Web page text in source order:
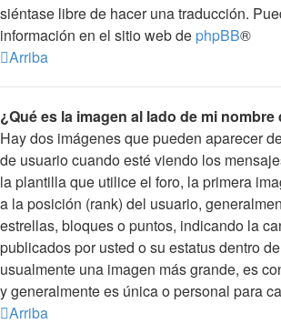
siéntase libre de hacer una traducción.
información en el sitio web de phpBB®
Arriba
¿Qué es la imagen al lado de mi
Hay dos imágenes que pueden aparecer
de usuario cuando esté viendo los
la plantilla que utilice el foro, la primera
a la posición (rank) del usuario,
estrellas, bloques o puntos, indicando la
publicados por usted o su estatus dentro
usualmente una imagen más grande, es
y generalmente es única o personal para
Arriba